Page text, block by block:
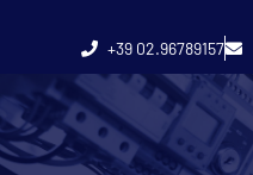
+39 02.96789157